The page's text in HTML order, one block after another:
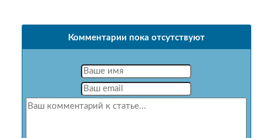
Комментарии пока отсутствуют